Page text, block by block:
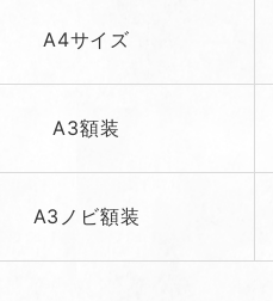
A4サイズ
A3額装
A3ノビ額装